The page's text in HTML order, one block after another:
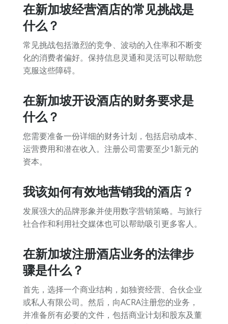
在新加坡经营酒店的常见挑战是
什么？
常见挑战包括激烈的竞争、波动的入住率和不断变
化的消费者偏好。保持信息灵通和灵活可以帮助您
克服这些障碍。
在新加坡开设酒店的财务要求是
什么？
您需要准备一份详细的财务计划，包括启动成本、
运营费用和潜在收入。注册公司需要至少1新元的
资本。
我该如何有效地营销我的酒店？
发展强大的品牌形象并使用数字营销策略。与旅行
社合作和利用社交媒体也可以帮助吸引更多客人。
在新加坡注册酒店业务的法律步
骤是什么？
首先，选择一个商业结构，如独资经营、合伙企业
或私人有限公司。然后，向ACRA注册您的业务，
并准备所有必要的文件，包括商业计划和股东及董